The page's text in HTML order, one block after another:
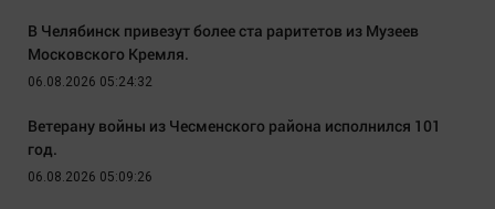
В Челябинск привезут более ста раритетов из Музеев
Московского Кремля.
06.08.2026 05:24:32
Ветерану войны из Чесменского района исполнился 101
год.
06.08.2026 05:09:26